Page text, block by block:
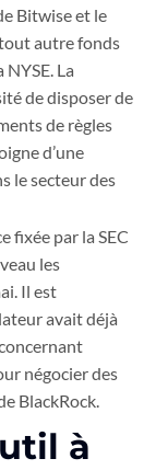
Bitwise et le
autre fonds
La
de disposer de
de règles
d’une
le secteur des
fixée par la SEC
les
Il est
avait déjà
négocier des
BlackRock.
à